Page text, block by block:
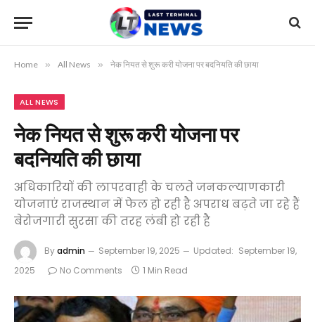
Home » All News » नेक नियत से शुरू करी योजना पर बदनियति की छाया
ALL NEWS
नेक नियत से शुरू करी योजना पर
बदनियति की छाया
अधिकारियों की लापरवाही के चलते जनकल्याणकारी
योजनाएं राजस्थान में फेल हो रही है अपराध बढ़ते जा रहे हैं
बेरोजगारी सुरसा की तरह लंबी हो रही है
Byadmin September 19, 2025 Updated: September 19,
2025
No Comments 1 Min Read